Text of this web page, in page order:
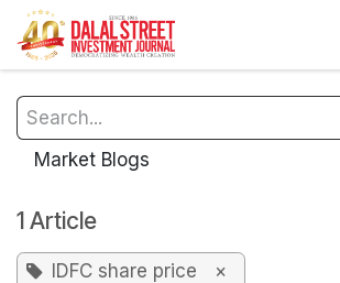
Skip to Content
Market Blogs
1 Article
IDFC share price ×